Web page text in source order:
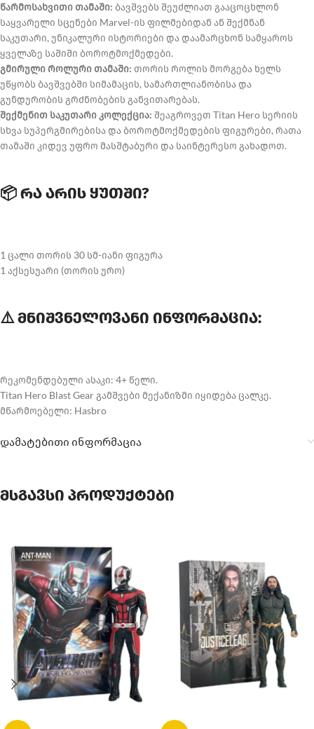
წარმოსახვითი თამაში: ბავშვებს შეუძლიათ გააცოცხლონ
საყვარელი სცენები Marvel-ის ფილმებიდან ან შექმნან
საკუთარი, უნიკალური ისტორიები და დაამარცხონ სამყაროს
ყველაზე საშიში ბოროტმოქმედები.
გმირული როლური თამაში: თორის როლის მორგება ხელს
უწყობს ბავშვებში სიმამაცის, სამართლიანობისა და
გუნდურობის გრძნობების განვითარებას.
შექმენით საკუთარი კოლექცია: შეაგროვეთ Titan Hero სერიის
სხვა სუპერგმირებისა და ბოროტმოქმედების ფიგურები, რათა
თამაში კიდევ უფრო მასშტაბური და საინტერესო გახადოთ.
📦 რა არის ყუთში?
1 ცალი თორის 30 სმ-იანი ფიგურა
1 აქსესუარი (თორის ურო)
⚠️ მნიშვნელოვანი ინფორმაცია:
რეკომენდებული ასაკი: 4+ წელი.
Titan Hero Blast Gear გამშვები მექანიზმი იყიდება ცალკე.
მწარმოებელი: Hasbro
დამატებითი ინფორმაცია
მსგავსი პროდუქტები